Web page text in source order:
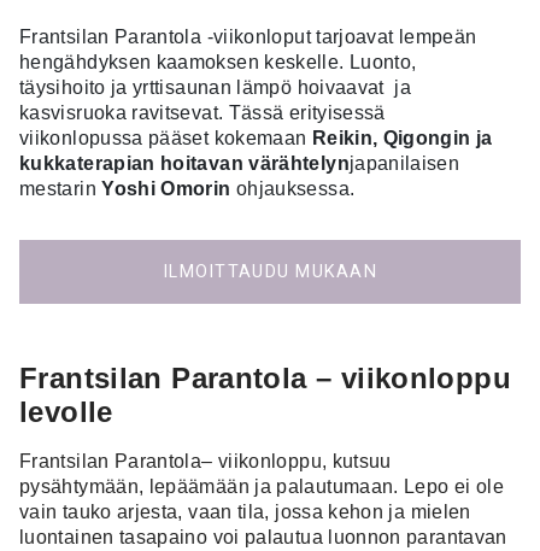
Frantsilan Parantola -viikonloput tarjoavat lempeän
hengähdyksen kaamoksen keskelle. Luonto,
täysihoito ja yrttisaunan lämpö hoivaavat ja
kasvisruoka ravitsevat. Tässä erityisessä
viikonlopussa pääset kokemaan Reikin, Qigongin ja
kukkaterapian hoitavan värähtelynjapanilaisen
mestarinYoshi Omorin ohjauksessa.
ILMOITTAUDU MUKAAN
Frantsilan Parantola – viikonloppu
levolle
Frantsilan Parantola– viikonloppu, kutsuu
pysähtymään, lepäämään ja palautumaan. Lepo ei ole
vain tauko arjesta, vaan tila, jossa kehon ja mielen
luontainen tasapaino voi palautua luonnon parantavan